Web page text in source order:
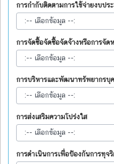
การกำกับติดตามการใช้จ่ายงบปร
การจัดซื้อจัดซื้อจัดจ้างหรือการจัด
การบริหารและพัฒนาทรัพยากรบุ
การส่งเสริมความโปร่งใส
การดำเนินการเพื่อป้องกันการทุจ